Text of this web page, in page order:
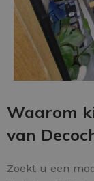
Waarom
van
Zoekt u een